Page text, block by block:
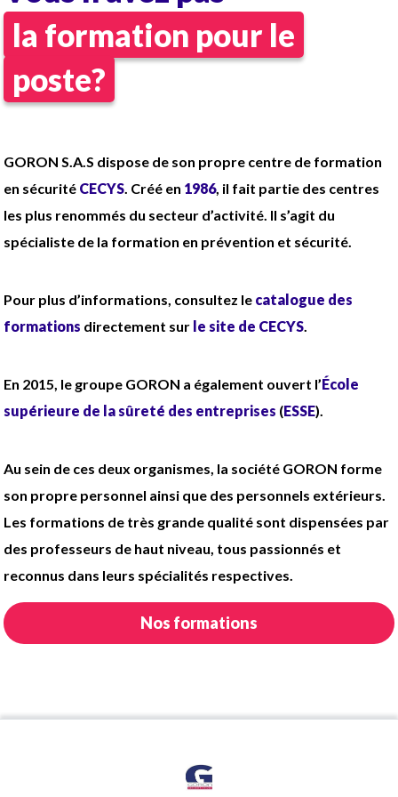
la formation pour le
poste?
GORON S.A.S dispose de son propre centre de formation
en sécurité CECYS. Créé en 1986, il fait partie des centres
les plus renommés du secteur d’activité. Il s’agit du
spécialiste de la formation en prévention et sécurité.
Pour plus d’informations, consultez le catalogue des
formations directement sur le site de CECYS.
En 2015, le groupe GORON a également ouvert l’École
supérieure de la sûreté des entreprises (ESSE).
Au sein de ces deux organismes, la société GORON forme
son propre personnel ainsi que des personnels extérieurs.
Les formations de très grande qualité sont dispensées par
des professeurs de haut niveau, tous passionnés et
reconnus dans leurs spécialités respectives.
Nos formations